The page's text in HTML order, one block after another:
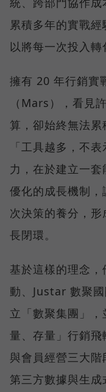
累積多年的實戰
以將每一次投入轉
擁有 20 年行銷實
（Mars），看見
算，卻始終無法累
「工具越多，不
力，在於建立一
優化的成長機制
次決策的養分，
長閉環。
基於這樣的理念
動、Justar 數聚
立「數聚集團」
量、存量」行銷
與會員經營三大階
第三方數據與生